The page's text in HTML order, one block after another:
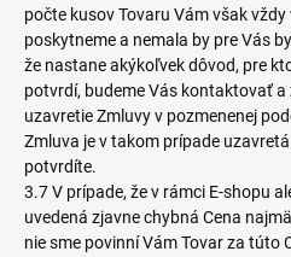
počte kusov Tovaru Vám však
poskytneme a nemala by pre Vás
že nastane akýkoľvek dôvod, pre
potvrdí, budeme Vás kontaktovať a
uzavretie Zmluvy v pozmenenej
Zmluva je v takom prípade
potvrdíte.
3.7 V prípade, že v rámci E-shopu
uvedená zjavne chybná Cena
nie sme povinní Vám Tovar za túto